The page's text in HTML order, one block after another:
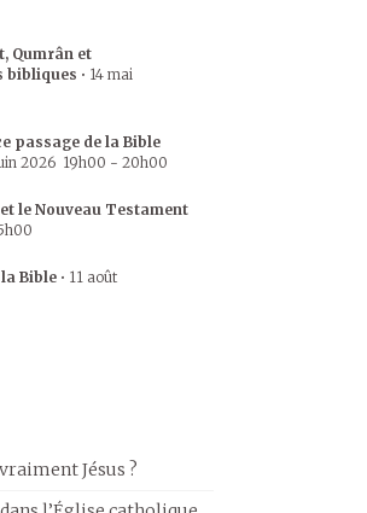
Qumrân et
bibliques • 14 mai
passage de la Bible
2026 19h00 - 20h00
le Nouveau Testament
Bible • 11 août
Jésus ?